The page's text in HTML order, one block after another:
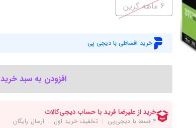
وبکم
اکسسوری
کول پد
کابل‌ها
منبع تغذیه (پاور)
رم
مادربرد
6 ماهه گرین
خرید اقساطی با دیجی پی
افزودن به سبد خرید